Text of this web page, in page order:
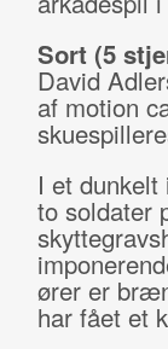
Sort (5
David
af motion
I et
to soldater
ører er
har fået et